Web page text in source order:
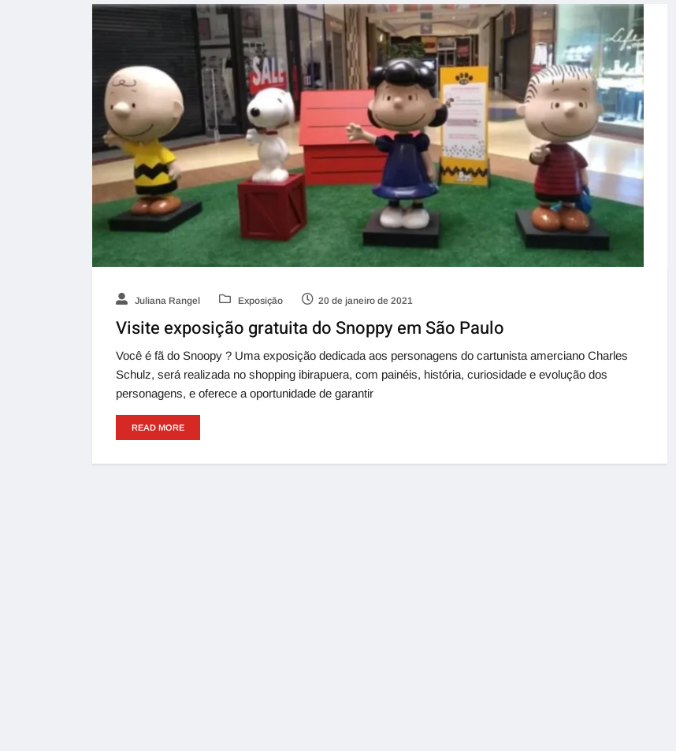
Juliana Rangel Exposição 20 de janeiro de 2021
Visite exposição gratuita do Snoppy em São Paulo
Você é fã do Snoopy ? Uma exposição dedicada aos personagens do cartunista amerciano Charles
Schulz, será realizada no shopping ibirapuera, com painéis, história, curiosidade e evolução dos
personagens, e oferece a oportunidade de garantir
READ MORE